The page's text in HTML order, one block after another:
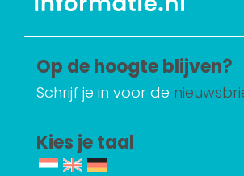
Op de hoogte blijven?
Schrijf je in voor de
Kies je taal